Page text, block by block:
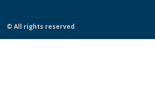
© All rights reserved